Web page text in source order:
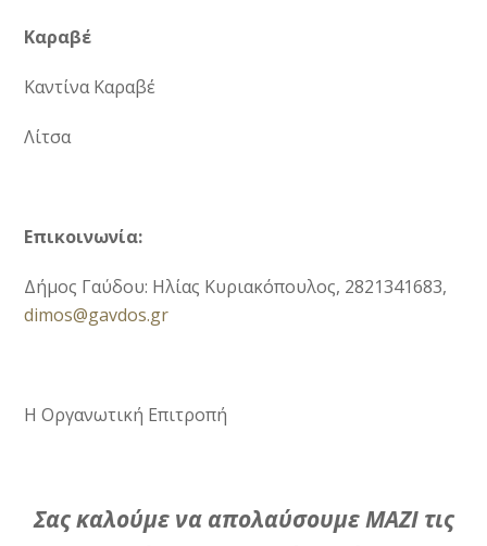
Καραβέ
Καντίνα Καραβέ
Λίτσα
Επικοινωνία:
Δήμος Γαύδου: Ηλίας Κυριακόπουλος, 2821341683,
dimos@gavdos.gr
Η Οργανωτική Επιτροπή
Σας καλούμε να απολαύσουμε ΜΑΖΙ τις